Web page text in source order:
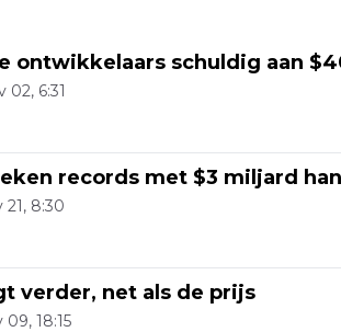
ontwikkelaars schuldig aan
02, 6:31
records met $3 miljard
21, 8:30
verder, net als de prijs
09, 18:15